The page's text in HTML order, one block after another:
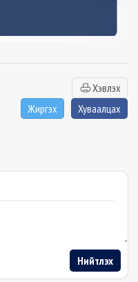
Хэвлэх
Жиргэх
Хуваалцах
Нийтлэх